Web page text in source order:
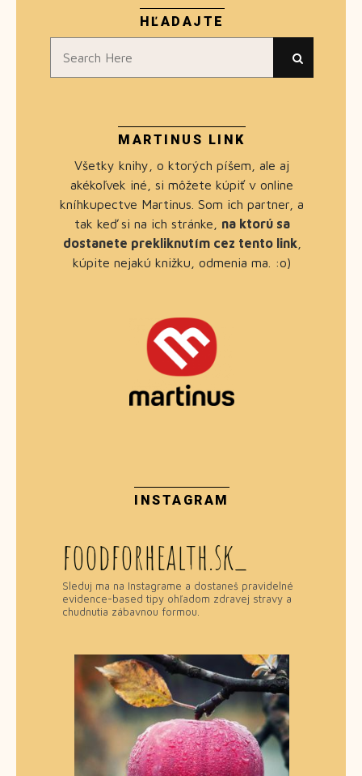
HĽADAJTE
MARTINUS LINK
Všetky knihy, o ktorých píšem, ale aj
akékoľvek iné, si môžete kúpiť v online
kníhkupectve Martinus. Som ich partner, a
tak keď si na ich stránke, na ktorú sa
dostanete prekliknutím cez tento link,
kúpite nejakú knižku, odmenia ma. :o)
INSTAGRAM
foodforhealth.sk_
Sleduj ma na Instagrame a dostaneš pravidelné
evidence-based tipy ohľadom zdravej stravy a
chudnutia zábavnou formou.